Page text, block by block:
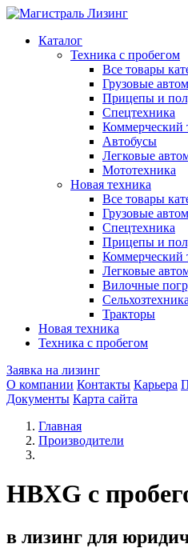
Каталог
Техника с пробегом
Все товары
Грузовые
Прицепы и
Спецтехника
Коммерческий
Автобусы
Легковые
Мототехника
Новая техника
Все товары
Грузовые
Спецтехника
Прицепы и
Коммерческий
Легковые
Вилочные
Сельхозтехника
Тракторы
Новая техника
Техника с пробегом
Заявка на лизинг
О компании Контакты Карьера
Документы Карта сайта
Главная
Производители
HBXG с
в лизинг для